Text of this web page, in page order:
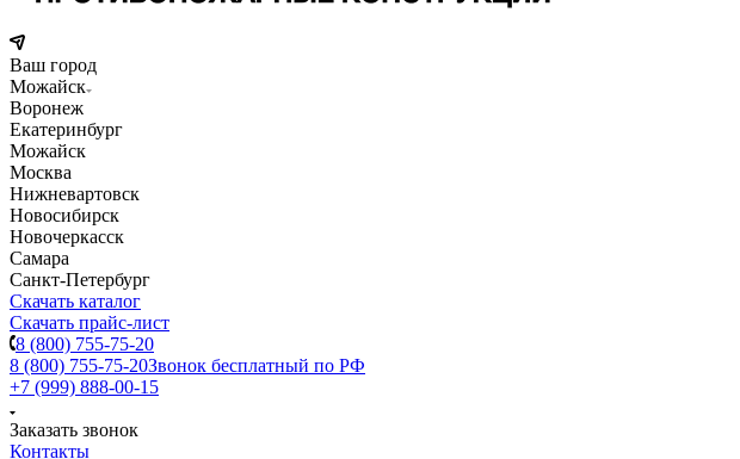
Ваш город
Можайск
Воронеж
Екатеринбург
Можайск
Москва
Нижневартовск
Новосибирск
Новочеркасск
Самара
Санкт-Петербург
Скачать каталог
Скачать прайс-лист
8 (800) 755-75-20
8 (800) 755-75-20Звонок бесплатный по РФ
+7 (999) 888-00-15
Заказать звонок
Контакты